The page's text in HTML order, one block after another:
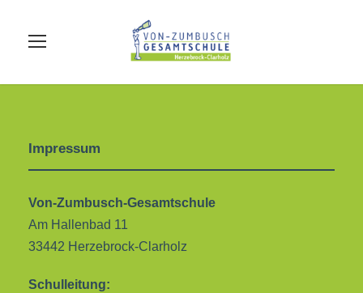
Impressum
Von-Zumbusch-Gesamtschule
Am Hallenbad 11
33442 Herzebrock-Clarholz
Schulleitung: